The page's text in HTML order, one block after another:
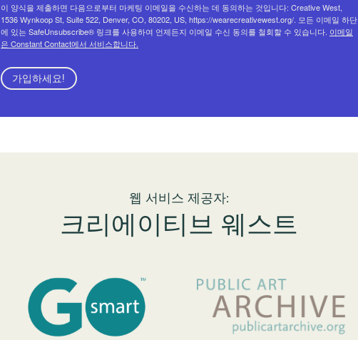
이 양식을 제출하면 다음으로부터 마케팅 이메일을 수신하는 데 동의하는 것입니다: Creative West,
1536 Wynkoop St, Suite 522, Denver, CO, 80202, US, https://wearecreativewest.org/. 모든 이메일 하단
에 있는 SafeUnsubscribe® 링크를 사용하여 언제든지 이메일 수신 동의를 철회할 수 있습니다. 이메일
은 Constant Contact에서 서비스합니다.
가입하세요!
웹 서비스 제공자:
크리에이티브 웨스트